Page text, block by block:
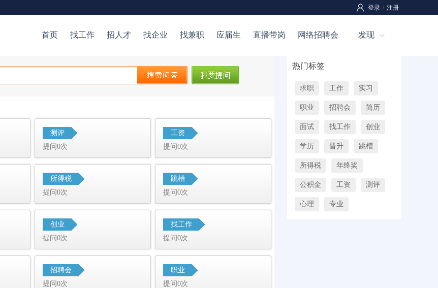
登录 / 注册
首页 找工作 招人才 找企业 找兼职 应届生 直播带岗 网络招聘会 发现
测评
提问0次
工资
提问0次
所得税
提问0次
跳槽
提问0次
创业
提问0次
找工作
提问0次
招聘会
提问0次
职业
提问0次
热门标签
求职 工作 实习
职业 招聘会 简历
面试 找工作 创业
学历 晋升 跳槽
所得税 年终奖
公积金 工资 测评
心理 专业